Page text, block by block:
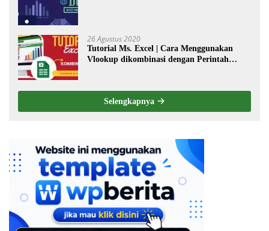
26 Agustus 2020
Tutorial Ms. Excel | Cara Menggunakan
Vlookup dikombinasi dengan Perintah
Selengkapnya